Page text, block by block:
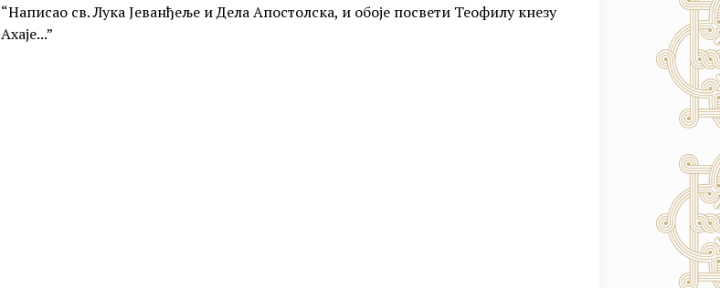
“Написао св. Лука Јеванђеље и Дела Апостолска, и обоје посвети Теофилу кнезу
Ахаје...”